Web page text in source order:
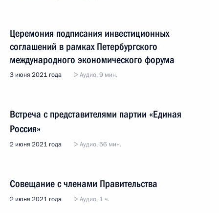
Церемония подписания инвестиционных
соглашений в рамках Петербургского
международного экономического форума
3 июня 2021 года Аудио, 9 мин.
Встреча с представителями партии «Единая
Россия»
2 июня 2021 года Аудио, 56 мин.
Совещание с членами Правительства
2 июня 2021 года Аудио, 1 ч.